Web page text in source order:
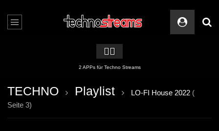
🏳️‍🌈
2 APPs für Techno Streams
TECHNO Playlist LO-FI House 2022 (
Seite 3)